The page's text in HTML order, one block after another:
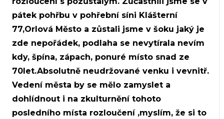
pátek pohřbu v pohřební síni Klášterní
77,Orlová Město a zůstali jsme v šoku jaký je
zde nepořádek, podlaha se nevytírala nevím
kdy, špína, zápach, ponuré místo snad ze
70let.Absolutně neudržované venku i vevnitř.
Vedení města by se mělo zamyslet a
dohlídnout i na zkulturnění tohoto
posledního místa rozloučení ,myslím, že si to